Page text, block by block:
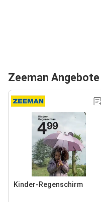
Zeeman Angebote
Kinder-Regenschirm